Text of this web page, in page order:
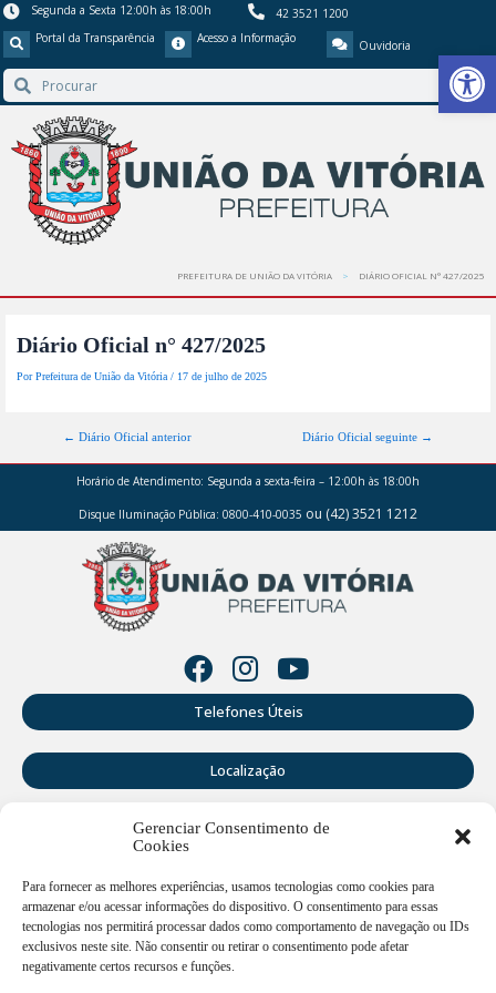
Gerenciar Consentimento de
Cookies
Para fornecer as melhores experiências, usamos tecnologias como cookies para
armazenar e/ou acessar informações do dispositivo. O consentimento para essas
tecnologias nos permitirá processar dados como comportamento de navegação ou IDs
exclusivos neste site. Não consentir ou retirar o consentimento pode afetar
negativamente certos recursos e funções.
Barra de
Segunda a Sexta 12:00h às 18:00h
42 3521 1200
Portal da Transparência
Acesso a Informação Ouvidoria
PREFEITURA DE UNIÃO DA VITÓRIA DIÁRIO OFICIAL N° 427/2025
Diário Oficial n° 427/2025
PorPrefeitura de União da Vitória/ 17 de julho de 2025
← Diário Oficial anterior Diário Oficial seguinte →
Horário de Atendimento: Segunda a sexta-feira – 12:00h às 18:00h
Disque Iluminação Pública: 0800-410-0035 ou (42) 3521 1212
Telefones Úteis
Localização
Perguntas Frequentes
Webmail
Rua Doutor Cruz Machado, 205 - Centro - União da Vitória -
PR